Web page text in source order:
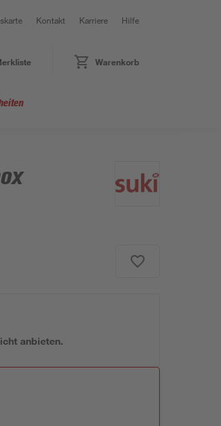
Kontakt Karriere Hilfe
Warenkorb
anbieten.